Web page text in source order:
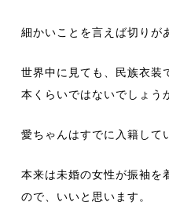
細かいことを言えば切りが
世界中に見ても、民族衣装
本くらいではないでしょう
愛ちゃんはすでに入籍して
本来は未婚の女性が振袖を
ので、いいと思います。